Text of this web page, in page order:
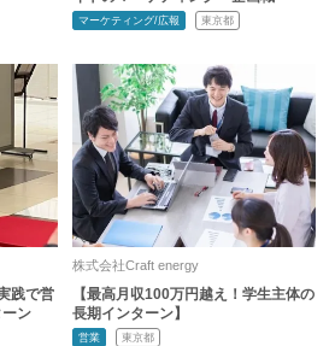
マーケティング/広報 東京都
践で営
ン
株式会社Craft energy
【最高月収100万円越え！学生主体の
長期インターン】
営業 東京都